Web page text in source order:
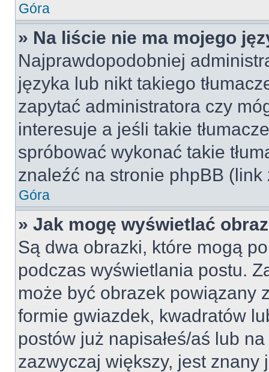
Góra
» Na liście nie ma mojego
Najprawdopodobniej
języka lub nikt takiego
zapytać administratora czy
interesuje a jeśli takie
spróbować wykonać takie
znaleźć na stronie phpBB
Góra
» Jak mogę wyświetlać
Są dwa obrazki, które mogą
podczas wyświetlania postu.
może być obrazek powiązany
formie gwiazdek, kwadratów
postów już napisałeś/aś lub
zazwyczaj większy, jest